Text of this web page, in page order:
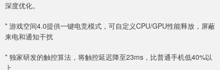
深度优化。
* 游戏空间4.0提供一键电竞模式，可自定义CPU/GPU性能释放，屏蔽
来电和通知干扰
* 独家研发的触控算法，将触控延迟降至23ms，比普通手机低40%以
上